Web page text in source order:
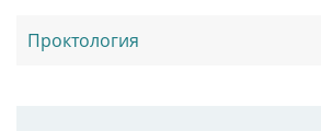
Проктология